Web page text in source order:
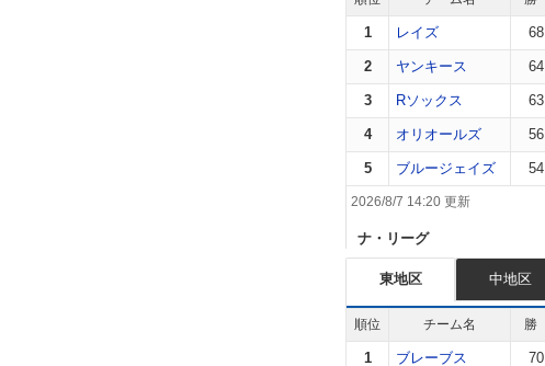
1 レイズ 68
2 ヤンキース 64
3 Rソックス 63
4 オリオールズ 56
5 ブルージェイズ 54
2026/8/7 14:20 更新
ナ・リーグ
東地区 中地区
順位 チーム名 勝
1 ブレーブス 70